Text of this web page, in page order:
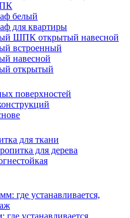
белый
для квартиры
ШПК открытый навесной
встроенный
навесной
открытый
поверхностей
для ткани
для дерева